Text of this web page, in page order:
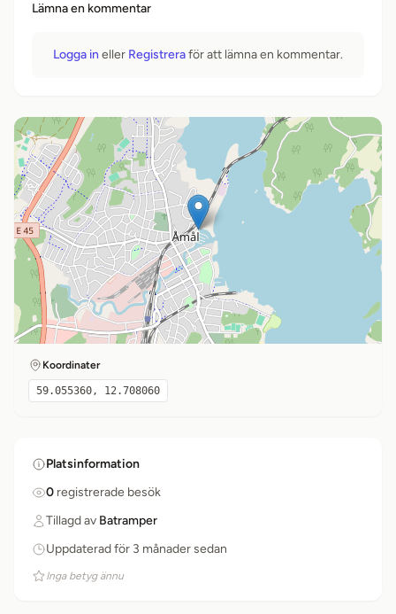
Lämna en kommentar
Logga in eller Registreraför att lämna en kommentar.
Koordinater
59.055360, 12.708060
Platsinformation
0 registrerade besök
Tillagd av Batramper
Uppdaterad för 3 månader sedan
Inga betyg ännu